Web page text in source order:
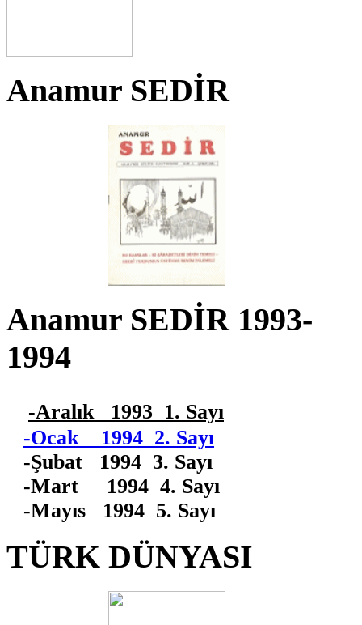
Anamur SEDİR
Anamur SEDİR 1993-
1994
-Aralık 1993 1. Sayı
-Ocak 1994 2. Sayı
-Şubat 1994 3. Sayı
-Mart 1994 4. Sayı
-Mayıs 1994 5. Sayı
TÜRK DÜNYASI